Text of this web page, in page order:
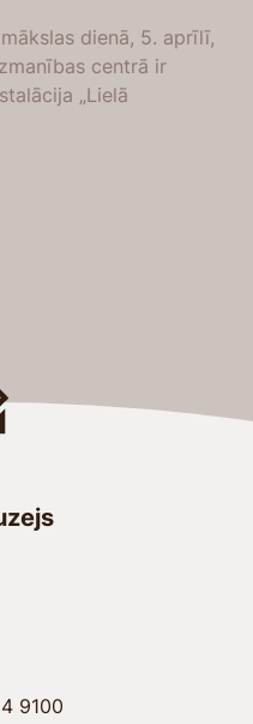
dienā, 5. aprīlī,
centrā ir
„Lielā
9100